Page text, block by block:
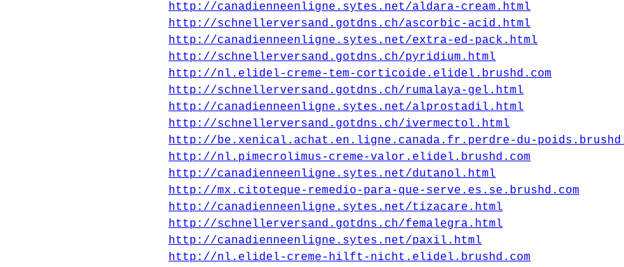
http://canadienneenligne.sytes.net/aldara-cream.html
http://schnellerversand.gotdns.ch/ascorbic-acid.html
http://canadienneenligne.sytes.net/extra-ed-pack.html
http://schnellerversand.gotdns.ch/pyridium.html
http://nl.elidel-creme-tem-corticoide.elidel.brushd.com
http://schnellerversand.gotdns.ch/rumalaya-gel.html
http://canadienneenligne.sytes.net/alprostadil.html
http://schnellerversand.gotdns.ch/ivermectol.html
http://be.xenical.achat.en.ligne.canada.fr.perdre-du-
http://nl.pimecrolimus-creme-valor.elidel.brushd.com
http://canadienneenligne.sytes.net/dutanol.html
http://mx.citoteque-remedio-para-que-serve.es.se.brushd.com
http://canadienneenligne.sytes.net/tizacare.html
http://schnellerversand.gotdns.ch/femalegra.html
http://canadienneenligne.sytes.net/paxil.html
http://nl.elidel-creme-hilft-nicht.elidel.brushd.com